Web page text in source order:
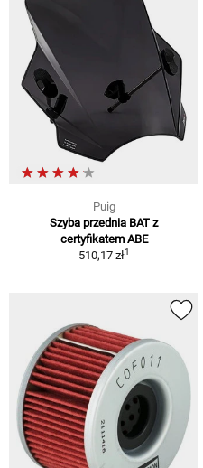
Puig
Szyba przednia BAT z
certyfikatem ABE
510,17 zł1